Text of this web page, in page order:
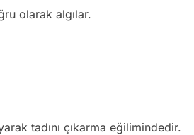
olarak algılar.
tadını çıkarma eğilimindedir.